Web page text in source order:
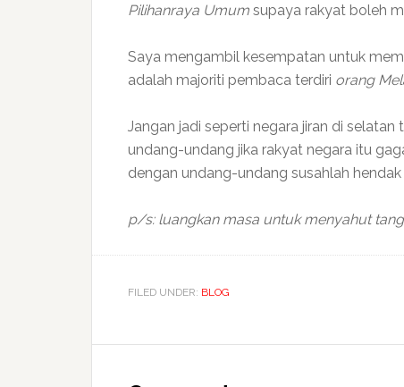
Pilihanraya Umum supaya rakyat boleh
Saya mengambil kesempatan untuk
adalah majoriti pembaca terdiri orang
Jangan jadi seperti negara jiran di selatan
undang-undang jika rakyat negara itu
dengan undang-undang susahlah
p/s: luangkan masa untuk menyahut
FILED UNDER: BLOG